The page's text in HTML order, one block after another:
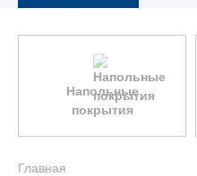
Напольные
покрытия
Главная